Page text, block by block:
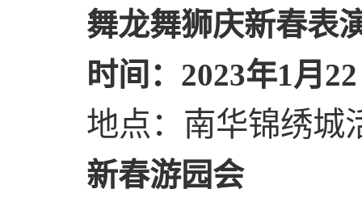
舞龙舞狮庆新春表
时间：2023年1月
地点：南华锦绣城
新春游园会